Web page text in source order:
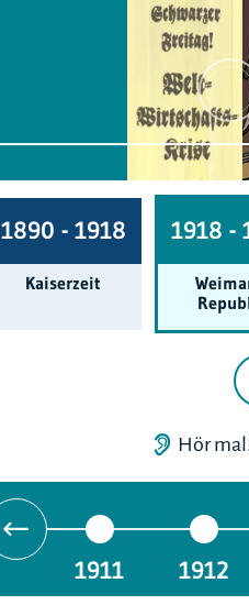
1890 - 1918
Kaiserzeit
1918 -
Hör
1911 1912